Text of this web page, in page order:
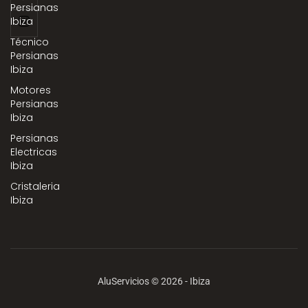
Persianas
Ibiza
Técnico
Persianas
Ibiza
Motores
Persianas
Ibiza
Persianas
Electricas
Ibiza
Cristaleria
Ibiza
AluServicios © 2026 - Ibiza